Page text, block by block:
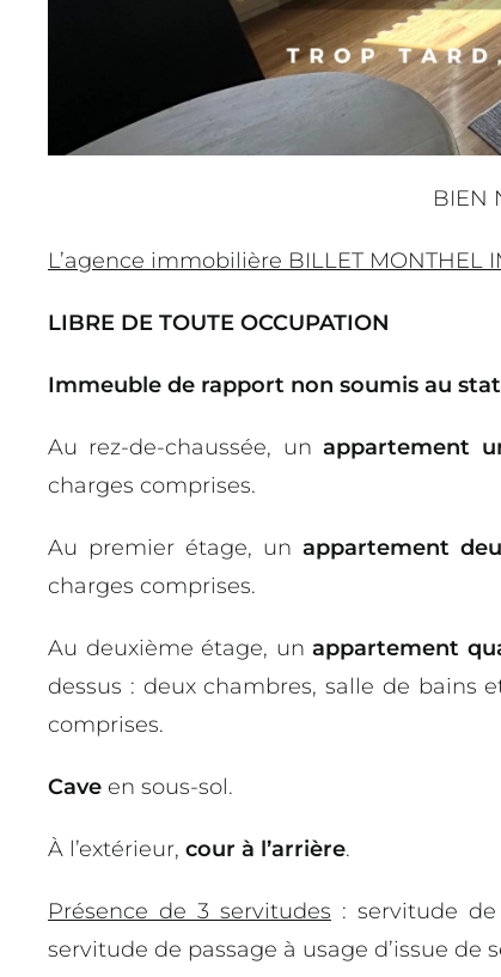
BIEN
L’agence immobilière BILLET
LIBRE DE TOUTE OCCUPATION
Immeuble de rapport non soumis au
Au rez-de-chaussée, un appartement
charges comprises.
Au premier étage, un appartement
charges comprises.
Au deuxième étage, un appartement
dessus : deux chambres, salle de bains
comprises.
Cave en sous-sol.
À l’extérieur, cour à l’arrière.
Présence de 3 servitudes : servitude
servitude de passage à usage d’issue de